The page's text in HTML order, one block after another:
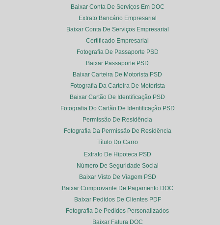
Baixar Conta De Serviços Em DOC
Extrato Bancário Empresarial
Baixar Conta De Serviços Empresarial
Certificado Empresarial
Fotografia De Passaporte PSD
Baixar Passaporte PSD
Baixar Carteira De Motorista PSD
Fotografia Da Carteira De Motorista
Baixar Cartão De Identificação PSD
Fotografia Do Cartão De Identificação PSD
Permissão De Residência
Fotografia Da Permissão De Residência
Título Do Carro
Extrato De Hipoteca PSD
Número De Seguridade Social
Baixar Visto De Viagem PSD
Baixar Comprovante De Pagamento DOC
Baixar Pedidos De Clientes PDF
Fotografia De Pedidos Personalizados
Baixar Fatura DOC